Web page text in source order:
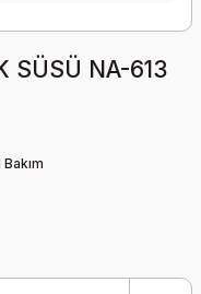
SÜSÜ NA-613